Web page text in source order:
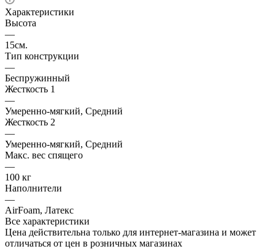
Характеристики
Высота
—
15см.
Тип конструкции
—
Беспружинный
Жесткость 1
—
Умеренно-мягкий, Средний
Жесткость 2
—
Умеренно-мягкий, Средний
Макс. вес спящего
—
100 кг
Наполнители
—
AirFoam, Латекс
Все характеристики
Цена действительна только для интернет-магазина и может
отличаться от цен в розничных магазинах